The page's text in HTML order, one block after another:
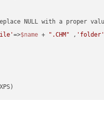
=>$name + ".CHM" , 'folder'